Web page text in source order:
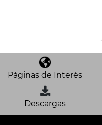
Páginas de Interés
Descargas